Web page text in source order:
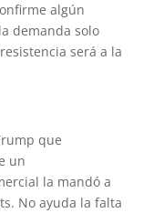
algún
demanda solo
será a la
que
un
la mandó a
No ayuda la falta